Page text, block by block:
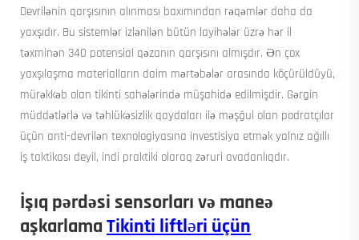
Devrilənin qarşısının alınması baxımından rəqəmlər daha da
yaxşıdır. Bu sistemlər izlənilən bütün layihələr üzrə hər il
təxminən 340 potensial qəzanın qarşısını almışdır. Ən çox
yaxşılaşma materialların daim mərtəbələr arasında köçürüldüyü,
mürəkkəb olan tikinti sahələrində müşahidə edilmişdir. Gərgin
müddətlərlə və təhlükəsizlik qaydaları ilə məşğul olan podratçılar
üçün anti-devrilən texnologiyasına investisiya etmək yalnız ağıllı
iş taktikası deyil, indi praktiki olaraq zəruri avadanlıqdır.
İşıq pərdəsi sensorları və maneə
aşkarlama Tikinti liftləri üçün